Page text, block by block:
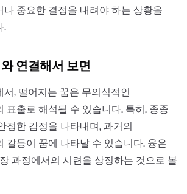
나 중요한 결정을 내려야 하는 상황을
.
연결해서 보면
, 떨어지는 꿈은 무의식적인
표출로 해석될 수 있습니다. 특히, 종종
정한 감정을 나타내며, 과거의
갈등이 꿈에 나타날 수 있습니다. 융은
과정에서의 시련을 상징하는 것으로 볼